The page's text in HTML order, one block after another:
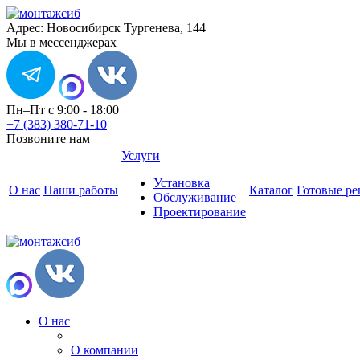
Адрес: Новосибирск Тургенева, 144
Мы в мессенджерах
Пн–Пт с 9:00 - 18:00
+7 (383) 380-71-10
Позвоните нам
О нас Наши работы
Услуги
Установка
Обслуживание
Проектирование
Каталог Готовые
О нас
О компании